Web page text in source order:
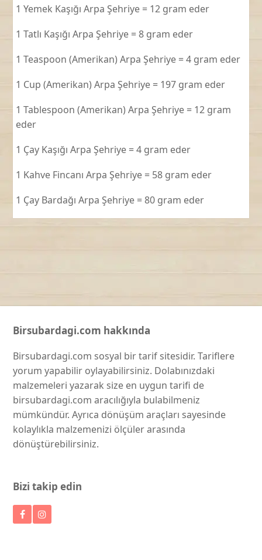
1 Yemek Kaşığı Arpa Şehriye = 12 gram eder
1 Tatlı Kaşığı Arpa Şehriye = 8 gram eder
1 Teaspoon (Amerikan) Arpa Şehriye = 4 gram eder
1 Cup (Amerikan) Arpa Şehriye = 197 gram eder
1 Tablespoon (Amerikan) Arpa Şehriye = 12 gram
eder
1 Çay Kaşığı Arpa Şehriye = 4 gram eder
1 Kahve Fincanı Arpa Şehriye = 58 gram eder
1 Çay Bardağı Arpa Şehriye = 80 gram eder
Birsubardagi.com hakkında
Birsubardagi.com sosyal bir tarif sitesidir. Tariflere
yorum yapabilir oylayabilirsiniz. Dolabınızdaki
malzemeleri yazarak size en uygun tarifi de
birsubardagi.com aracılığıyla bulabilmeniz
mümkündür. Ayrıca dönüşüm araçları sayesinde
kolaylıkla malzemenizi ölçüler arasında
dönüştürebilirsiniz.
Bizi takip edin